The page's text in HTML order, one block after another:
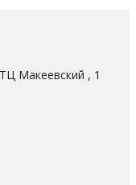
Макеевский , 1